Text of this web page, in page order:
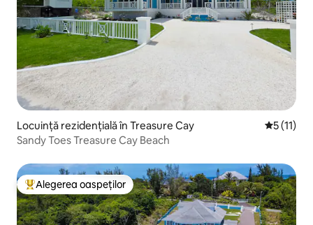
Locuință rezidențială în Treasure Cay Scor
5 (11)
Sandy Toes Treasure Cay Beach
Locuință din topul categoriei Alegerea oaspeților
Alegerea oaspeților